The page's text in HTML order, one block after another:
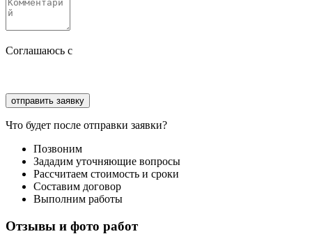
Соглашаюсь с
Что будет после отправки заявки?
Позвоним
Зададим уточняющие вопросы
Рассчитаем стоимость и сроки
Составим договор
Выполним работы
Отзывы и фото работ